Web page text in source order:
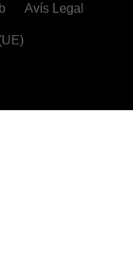
Avís Legal